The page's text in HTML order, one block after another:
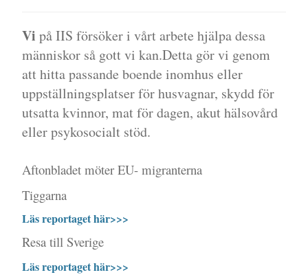
Vi på IIS försöker i vårt arbete hjälpa dessa
människor så gott vi kan.Detta gör vi genom
att hitta passande boende inomhus eller
uppställningsplatser för husvagnar, skydd för
utsatta kvinnor, mat för dagen, akut hälsovård
eller psykosocialt stöd.
Aftonbladet möter EU- migranterna
Tiggarna
Läs reportaget här>>>
Resa till Sverige
Läs reportaget här>>>